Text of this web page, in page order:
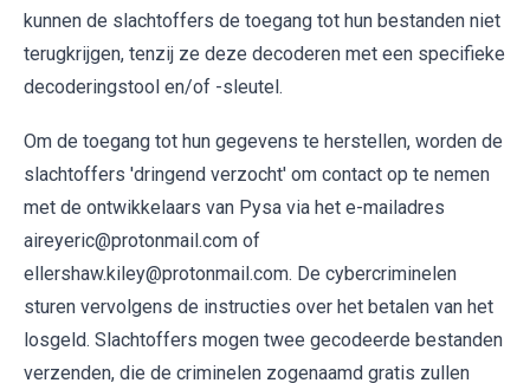
kunnen de slachtoffers de toegang tot hun bestanden niet
terugkrijgen, tenzij ze deze decoderen met een specifieke
decoderingstool en/of -sleutel.
Om de toegang tot hun gegevens te herstellen, worden de
slachtoffers 'dringend verzocht' om contact op te nemen
met de ontwikkelaars van Pysa via het e-mailadres
aireyeric@protonmail.com of
ellershaw.kiley@protonmail.com. De cybercriminelen
sturen vervolgens de instructies over het betalen van het
losgeld. Slachtoffers mogen twee gecodeerde bestanden
verzenden, die de criminelen zogenaamd gratis zullen